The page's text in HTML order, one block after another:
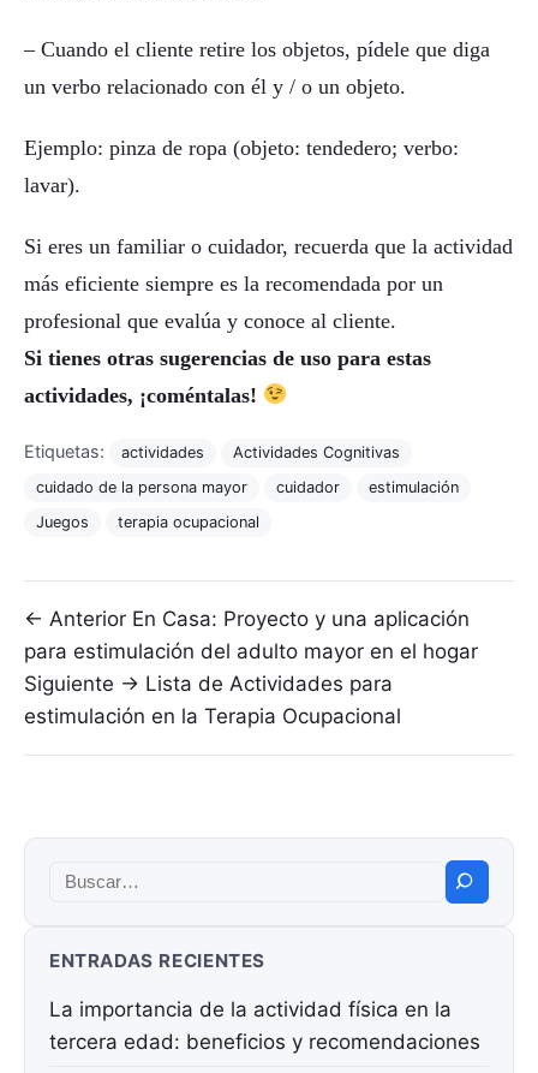
– Cuando el cliente retire los objetos, pídele que diga
un verbo relacionado con él y / o un objeto.
Ejemplo: pinza de ropa (objeto: tendedero; verbo:
lavar).
Si eres un familiar o cuidador, recuerda que la actividad
más eficiente siempre es la recomendada por un
profesional que evalúa y conoce al cliente.
Si tienes otras sugerencias de uso para estas
actividades, ¡coméntalas!
Etiquetas: actividades
Actividades Cognitivas
cuidado de la persona mayor
cuidador
estimulación
Juegos
terapia ocupacional
Navegación de entradas
← Anterior En Casa: Proyecto y una aplicación
para estimulación del adulto mayor en el hogar
Siguiente → Lista de Actividades para
estimulación en la Terapia Ocupacional
Buscar:
ENTRADAS RECIENTES
La importancia de la actividad física en la
tercera edad: beneficios y recomendaciones